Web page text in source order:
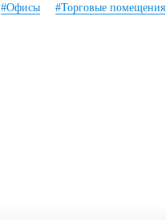
#Офисы #Торговые помещения